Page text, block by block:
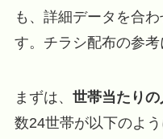
も、詳細データを合
す。チラシ配布の参考
まずは、 世帯当たり
数24世帯が以下のよ